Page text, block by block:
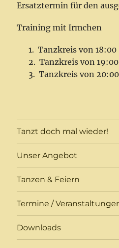
Ersatztermin für den
Training mit Irmchen
Tanzkreis von
Tanzkreis von
Tanzkreis von
Tanzt doch mal wieder!
Unser Angebot
Tanzen & Feiern
Termine /
Downloads